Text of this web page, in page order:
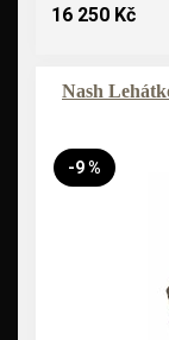
16 250 Kč
Nash
-9 %